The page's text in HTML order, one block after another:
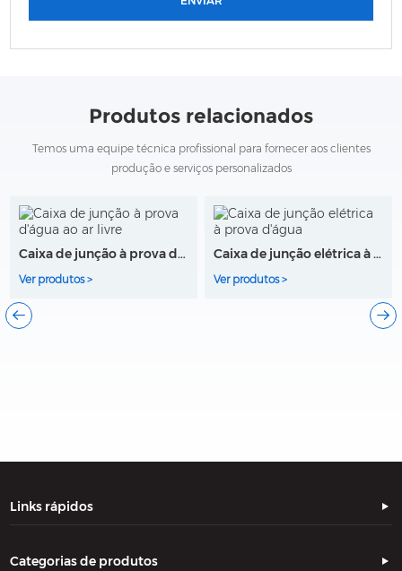
Produtos relacionados
Temos uma equipe técnica profissional para fornecer aos clientes
produção e serviços personalizados
Caixa de junção à prova d'água ao ar livre
Ver produtos >
Caixa de junção elétrica à prova d'água
Ver produtos >
Links rápidos
Categorias de produtos